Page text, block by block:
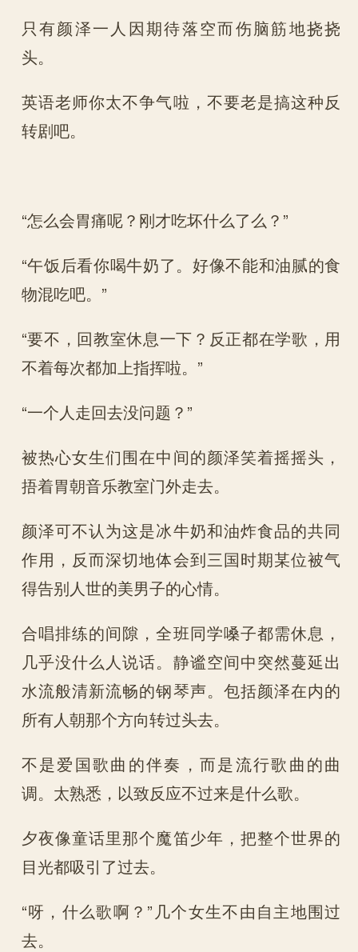
只有颜泽一人因期待落空而伤脑筋地挠挠
头。
英语老师你太不争气啦，不要老是搞这种反
转剧吧。
“怎么会胃痛呢？刚才吃坏什么了么？”
“午饭后看你喝牛奶了。好像不能和油腻的食
物混吃吧。”
“要不，回教室休息一下？反正都在学歌，用
不着每次都加上指挥啦。”
“一个人走回去没问题？”
被热心女生们围在中间的颜泽笑着摇摇头，
捂着胃朝音乐教室门外走去。
颜泽可不认为这是冰牛奶和油炸食品的共同
作用，反而深切地体会到三国时期某位被气
得告别人世的美男子的心情。
合唱排练的间隙，全班同学嗓子都需休息，
几乎没什么人说话。静谧空间中突然蔓延出
水流般清新流畅的钢琴声。包括颜泽在内的
所有人朝那个方向转过头去。
不是爱国歌曲的伴奏，而是流行歌曲的曲
调。太熟悉，以致反应不过来是什么歌。
夕夜像童话里那个魔笛少年，把整个世界的
目光都吸引了过去。
“呀，什么歌啊？”几个女生不由自主地围过
去。